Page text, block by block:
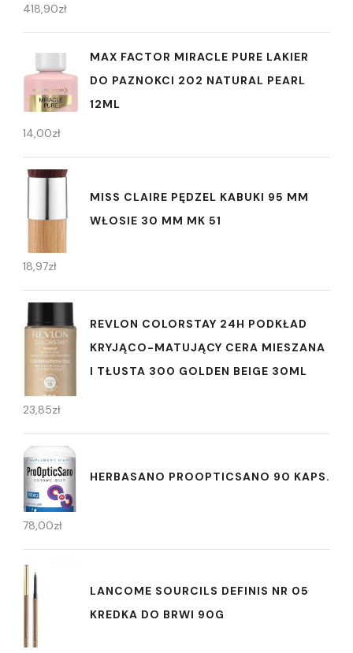
418,90zł
MAX FACTOR MIRACLE PURE LAKIER
DO PAZNOKCI 202 NATURAL PEARL
12ML
14,00zł
MISS CLAIRE PĘDZEL KABUKI 95 MM
WŁOSIE 30 MM MK 51
18,97zł
REVLON COLORSTAY 24H PODKŁAD
KRYJĄCO-MATUJĄCY CERA MIESZANA
I TŁUSTA 300 GOLDEN BEIGE 30ML
23,85zł
HERBASANO PROOPTICSANO 90 KAPS.
78,00zł
LANCOME SOURCILS DEFINIS NR 05
KREDKA DO BRWI 90G